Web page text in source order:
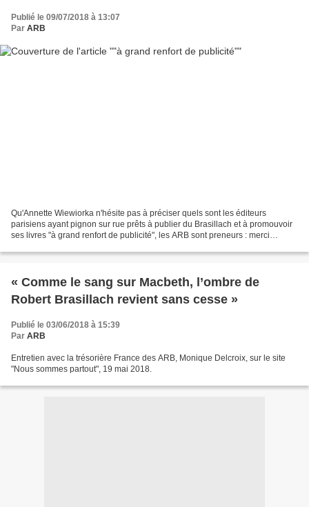
Publié le 09/07/2018 à 13:07
Par ARB
Qu'Annette Wiewiorka n'hésite pas à préciser quels sont les éditeurs
parisiens ayant pignon sur rue prêts à publier du Brasillach et à promouvoir
ses livres "à grand renfort de publicité", les ARB sont preneurs : merci
« Comme le sang sur Macbeth, l’ombre de
Robert Brasillach revient sans cesse »
Publié le 03/06/2018 à 15:39
Par ARB
Entretien avec la trésorière France des ARB, Monique Delcroix, sur le site
"Nous sommes partout", 19 mai 2018.